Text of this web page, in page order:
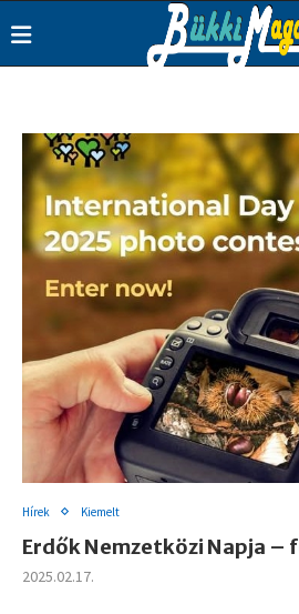
Hírek Kiemelt
Erdők Nemzetközi Napja
2025.02.17.